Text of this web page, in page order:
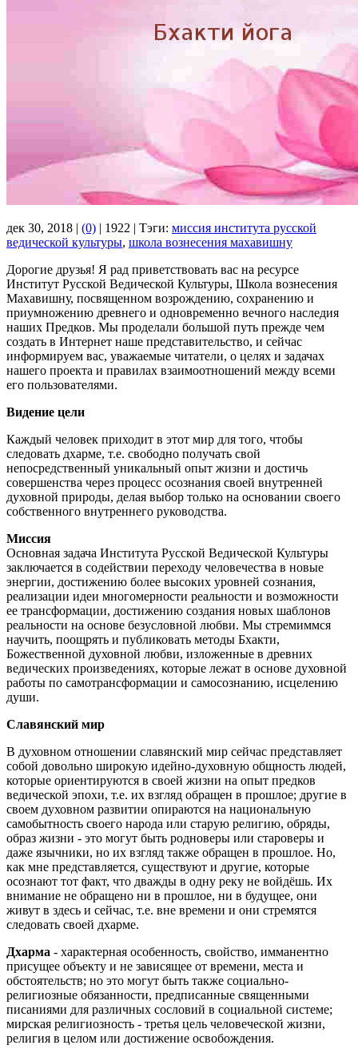
дек 30, 2018 | (0) | 1922 | Тэги: миссия института русской
ведической культуры, школа вознесения махавишну
Дорогие друзья! Я рад приветствовать вас на ресурсе
Институт Русской Ведической Культуры, Школа вознесения
Махавишну, посвященном возрождению, сохранению и
приумножению древнего и одновременно вечного наследия
наших Предков. Мы проделали большой путь прежде чем
создать в Интернет наше представительство, и сейчас
информируем вас, уважаемые читатели, о целях и задачах
нашего проекта и правилах взаимоотношений между всеми
его пользователями.
Видение цели
Каждый человек приходит в этот мир для того, чтобы
следовать дхарме, т.е. свободно получать свой
непосредственный уникальный опыт жизни и достичь
совершенства через процесс осознания своей внутренней
духовной природы, делая выбор только на основании своего
собственного внутреннего руководства.
Миссия
Основная задача Института Русской Ведической Культуры
заключается в содействии переходу человечества в новые
энергии, достижению более высоких уровней сознания,
реализации идеи многомерности реальности и возможности
ее трансформации, достижению создания новых шаблонов
реальности на основе безусловной любви. Мы стремиммся
научить, поощрять и публиковать методы Бхакти,
Божественной духовной любви, изложенные в древних
ведических произведениях, которые лежат в основе духовной
работы по самотрансформации и самосознанию, исцелению
души.
Славянский мир
В духовном отношении славянский мир сейчас представляет
собой довольно широкую идейно-духовную общность людей,
которые ориентируются в своей жизни на опыт предков
ведической эпохи, т.е. их взгляд обращен в прошлое; другие в
своем духовном развитии опираются на национальную
самобытность своего народа или старую религию, обряды,
образ жизни - это могут быть родноверы или староверы и
даже язычники, но их взгляд также обращен в прошлое. Но,
как мне представляется, существуют и другие, которые
осознают тот факт, что дважды в одну реку не войдёшь. Их
внимание не обращено ни в прошлое, ни в будущее, они
живут в здесь и сейчас, т.е. вне времени и они стремятся
следовать своей дхарме.
Дхарма - характерная особенность, свойство, имманентно
присущее объекту и не зависящее от времени, места и
обстоятельств; но это могут быть также социально-
религиозные обязанности, предписанные священными
писаниями для различных сословий в социальной системе;
мирская религиозность - третья цель человеческой жизни,
религия в целом или достижение освобождения.